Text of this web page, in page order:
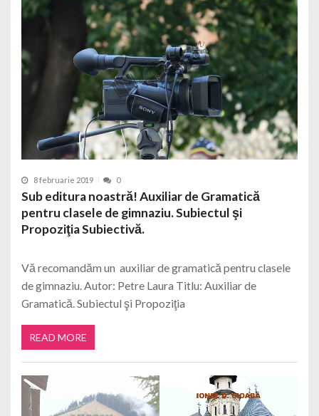
8 februarie 2019 0
Sub editura noastră! Auxiliar de Gramatică
pentru clasele de gimnaziu. Subiectul şi
Propoziţia Subiectivă.
Vă recomandăm un auxiliar de gramatică pentru clasele
de gimnaziu. Autor: Petre Laura Titlu: Auxiliar de
Gramatică. Subiectul şi Propoziţia
READ MORE